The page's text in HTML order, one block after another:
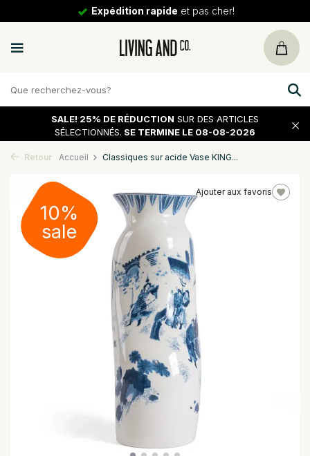
Expédition rapide et pas cher!
SALE! 25% DE RÉDUCTION SUR DES ARTICLES
SÉLECTIONNÉS. SE TERMINE LE 08-08-2026
Retour Accueil Classiques sur acide Vase KING...
Ajouter aux favoris
10%
sale